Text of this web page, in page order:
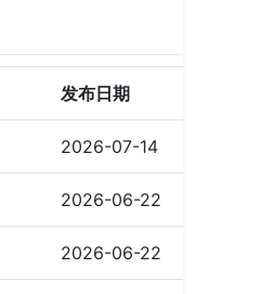
发布日期
2026-07-14
2026-06-22
2026-06-22